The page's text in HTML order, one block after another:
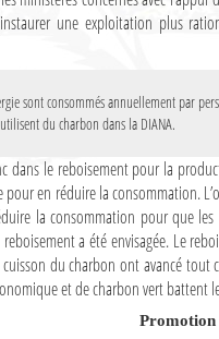
une exploitation plus
sont consommés annuellement par
du charbon dans la DIANA.
dans le reboisement pour la
en réduire la consommation.
la consommation pour que
a été envisagée. Le
du charbon ont avancé tout
et de charbon vert battent
Promotion